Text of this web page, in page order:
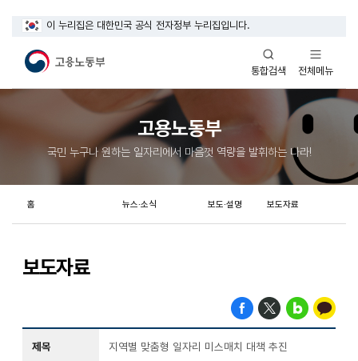
이 누리집은 대한민국 공식 전자정부 누리집입니다.
통합검색
열기
전체메뉴
열기
고용노동부
국민 누구나 원하는 일자리에서 마음껏 역량을 발휘하는 나라!
보도자료
홈 뉴스·소식 보도·설명 보도자료
제목 지역별 맞춤형 일자리 미스매치 대책 추진